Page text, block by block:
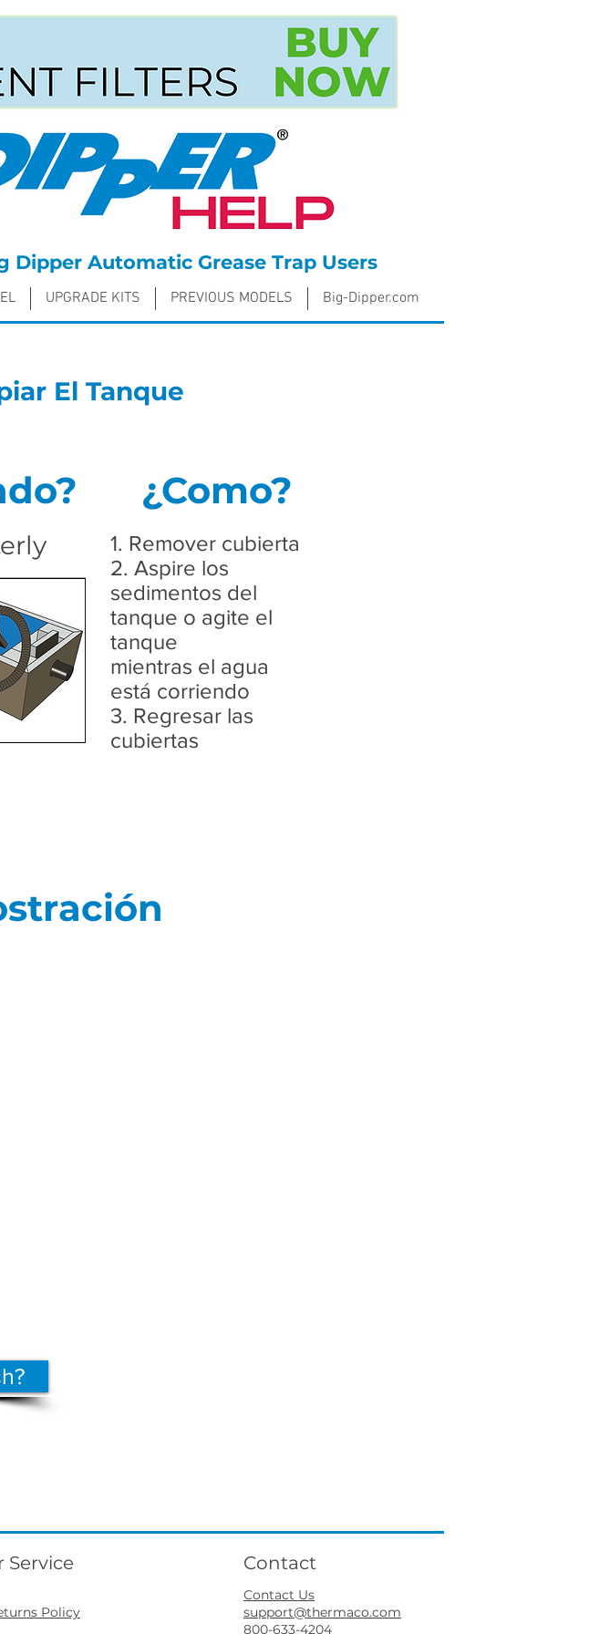
Dipper Automatic Grease Trap Users
UPGRADE KITS PREVIOUS MODELS Big-Dipper.com
El Tanque
¿Como?
1. Remover cubierta
2. Aspire los
sedimentos del
tanque o agite el
tanque
mientras el agua
está corriendo
3. Regresar las
cubiertas
Service
Policy
Contact
Contact Us
support@thermaco.com
800-633-4204